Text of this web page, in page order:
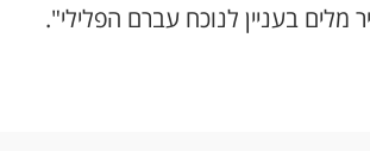
מלים בעניין לנוכח עברם הפלילי".